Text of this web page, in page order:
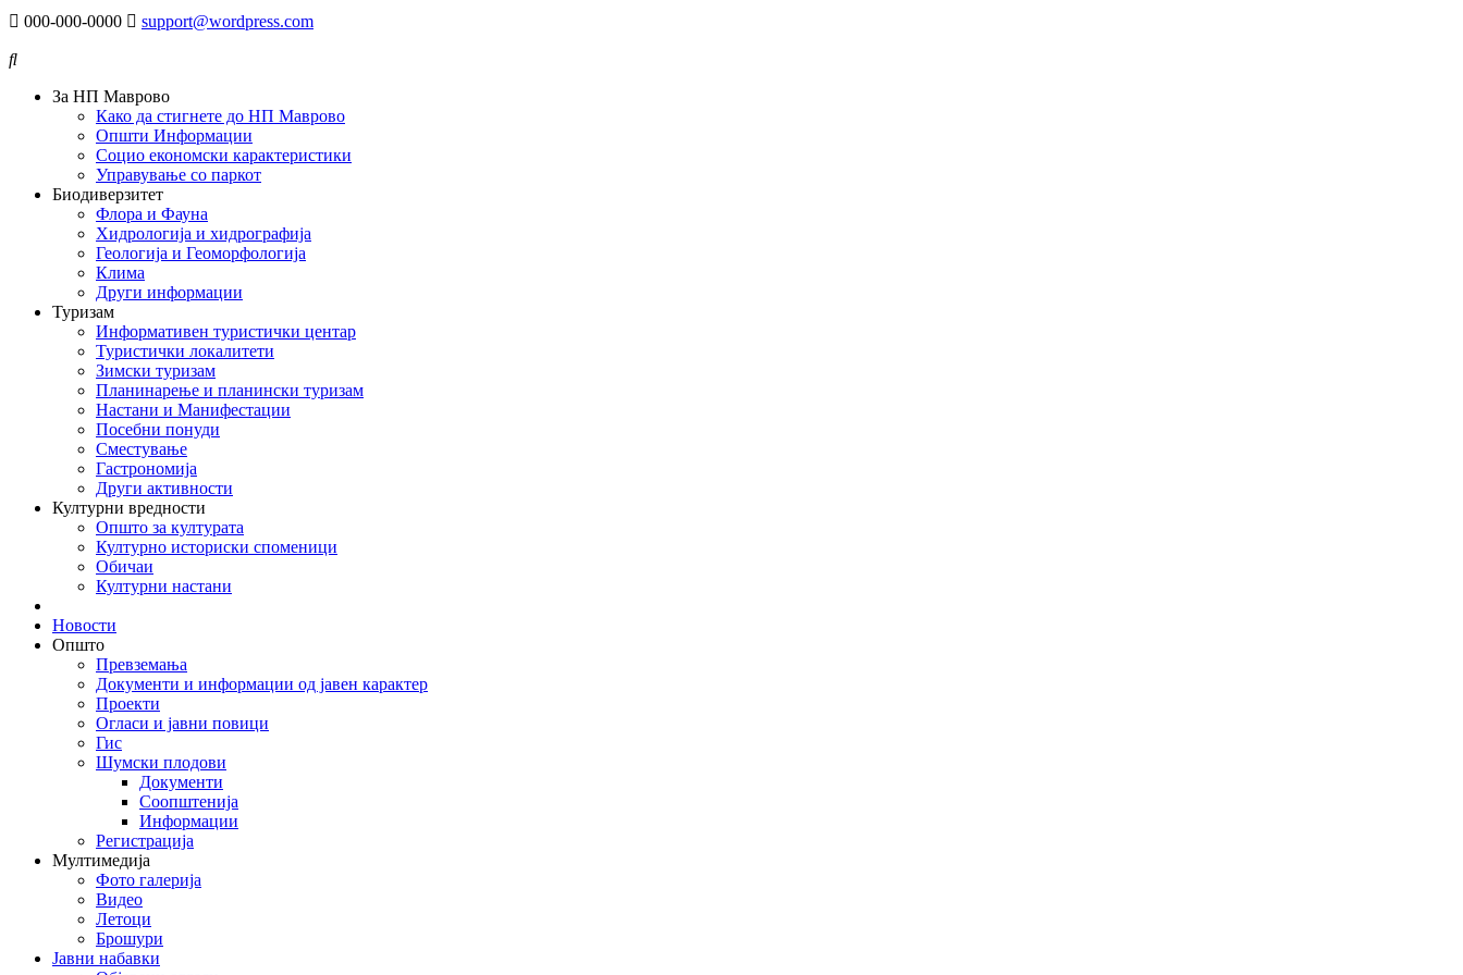
000-000-0000 support@wordpress.com
За НП Маврово
Како да стигнете до НП Маврово
Општи Информации
Социо економски карактеристики
Управување со паркот
Биодиверзитет
Флора и Фауна
Хидрологија и хидрографија
Геологија и Геоморфологија
Клима
Други информации
Туризам
Информативен туристички центар
Туристички локалитети
Зимски туризам
Планинарење и планински туризам
Настани и Манифестации
Посебни понуди
Сместување
Гастрономија
Други активности
Културни вредности
Општо за културата
Културно историски споменици
Обичаи
Културни настани
Новости
Општо
Превземања
Документи и информации од јавен карактер
Проекти
Огласи и јавни повици
Гис
Шумски плодови
Документи
Соопштенија
Информации
Регистрација
Мултимедија
Фото галерија
Видео
Летоци
Брошури
Јавни набавки